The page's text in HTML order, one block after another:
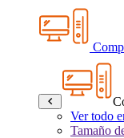
Ver todo
Tamaño